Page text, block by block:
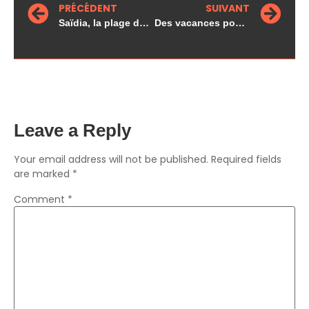
PRÉCÉDENT
Saïdia, la plage dont personne ne parle (et c’est tant mieux)
SUIVANT
Des vacances pour celles et ceux qu’on oublie toujours
Leave a Reply
Your email address will not be published. Required fields
are marked *
Comment *